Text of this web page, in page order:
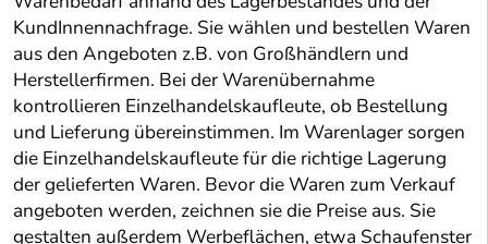
KundInnennachfrage. Sie wählen und bestellen Waren
aus den Angeboten z.B. von Großhändlern und
Herstellerfirmen. Bei der Warenübernahme
kontrollieren Einzelhandelskaufleute, ob Bestellung
und Lieferung übereinstimmen. Im Warenlager sorgen
die Einzelhandelskaufleute für die richtige Lagerung
der gelieferten Waren. Bevor die Waren zum Verkauf
angeboten werden, zeichnen sie die Preise aus. Sie
gestalten außerdem Werbeflächen, etwa Schaufenster